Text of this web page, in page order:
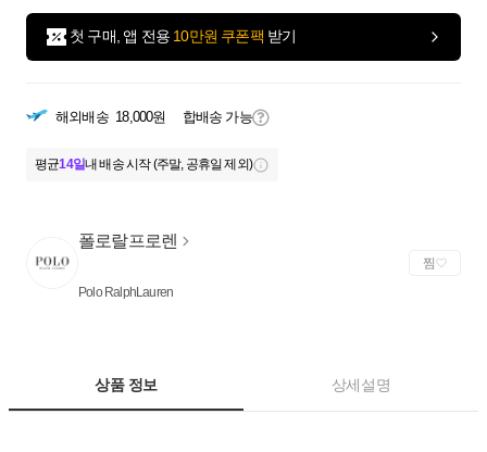
첫 구매, 앱 전용 10만원 쿠폰팩 받기
해외배송 18,000원 합배송 가능
평균14일내 배송 시작 (주말, 공휴일 제외)
폴로랄프로렌
Polo RalphLauren
찜
상품 정보 상세설명